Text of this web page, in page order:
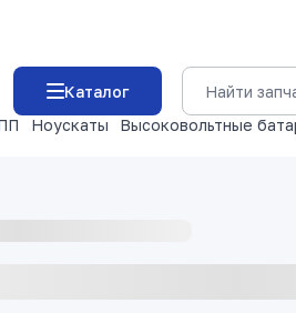
Каталог
Ноускаты Высоковольтные